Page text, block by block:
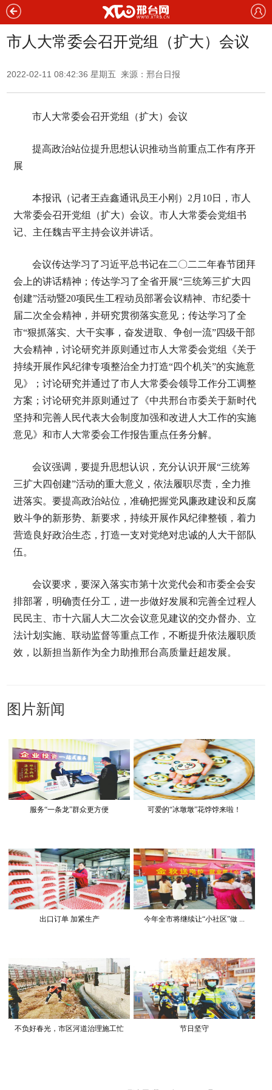
市人大常委会召开党组（扩大）会议
2022-02-11 08:42:36 星期五 来源：邢台日报
市人大常委会召开党组（扩大）会议
提高政治站位提升思想认识推动当前重点工作有序开
展
本报讯（记者王垚鑫通讯员王小刚）2月10日，市人
大常委会召开党组（扩大）会议。市人大常委会党组书
记、主任魏吉平主持会议并讲话。
会议传达学习了习近平总书记在二〇二二年春节团拜
会上的讲话精神；传达学习了全省开展“三统筹三扩大四
创建”活动暨20项民生工程动员部署会议精神、市纪委十
届二次全会精神，并研究贯彻落实意见；传达学习了全
市“狠抓落实、大干实事，奋发进取、争创一流”四级干部
大会精神，讨论研究并原则通过市人大常委会党组《关于
持续开展作风纪律专项整治全力打造“四个机关”的实施意
见》；讨论研究并通过了市人大常委会领导工作分工调整
方案；讨论研究并原则通过了《中共邢台市委关于新时代
坚持和完善人民代表大会制度加强和改进人大工作的实施
意见》和市人大常委会工作报告重点任务分解。
会议强调，要提升思想认识，充分认识开展“三统筹
三扩大四创建”活动的重大意义，依法履职尽责，全力推
进落实。要提高政治站位，准确把握党风廉政建设和反腐
败斗争的新形势、新要求，持续开展作风纪律整顿，着力
营造良好政治生态，打造一支对党绝对忠诚的人大干部队
伍。
会议要求，要深入落实市第十次党代会和市委全会安
排部署，明确责任分工，进一步做好发展和完善全过程人
民民主、市十六届人大二次会议意见建议的交办督办、立
法计划实施、联动监督等重点工作，不断提升依法履职质
效，以新担当新作为全力助推邢台高质量赶超发展。
图片新闻
服务“一条龙”群众更方便 可爱的“冰墩墩”花饽饽来啦！
出口订单 加紧生产 今年全市将继续让“小社区”做 ...
不负好春光，市区河道治理施工忙 节日坚守